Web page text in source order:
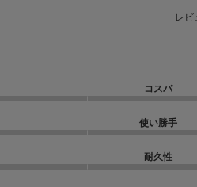
レビ
コスパ
使い勝手
耐久性